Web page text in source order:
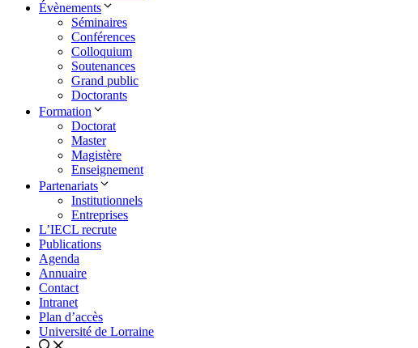
Évènements
Séminaires
Conférences
Colloquium
Soutenances
Grand public
Doctorants
Formation
Doctorat
Master
Magistère
Enseignement
Partenariats
Institutionnels
Entreprises
L’IECL recrute
Publications
Agenda
Annuaire
Contact
Intranet
Plan d’accès
Université de Lorraine